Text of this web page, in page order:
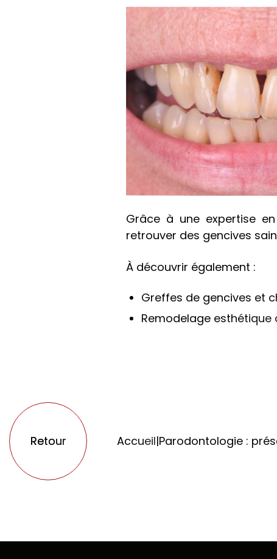
Grâce à une expertise
retrouver des gencives
À découvrir également :
Greffes de gencives et
Remodelage esthétique
Retour Accueil|Parodontologie :